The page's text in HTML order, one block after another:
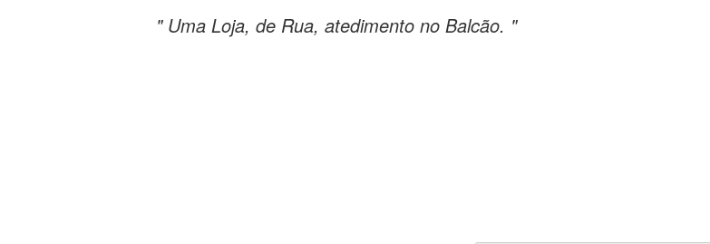
" Uma Loja, de Rua, atedimento no Balcão. "